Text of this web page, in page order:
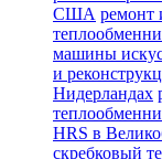
США ремонт
машины
и
Нидерландах
HRS в
скребковый